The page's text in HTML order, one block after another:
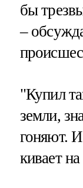
бы
–
"Купил
земли,
гоняют.
кивает